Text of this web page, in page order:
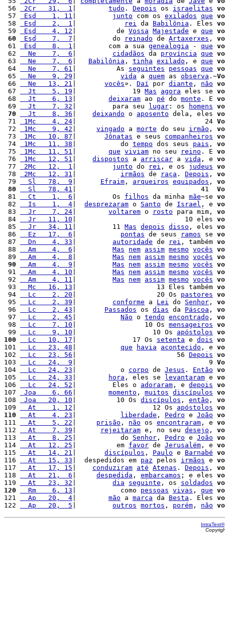
56
2Cr   31,  1 tudo . Depois os israelitas
57
Esd    1, 11 junto com os exilados que
58
Esd    2,  1 rei da Babilônia . Eles
59
Esd    4, 12 |          de Vossa Majestade e que
60
Esd    7,  7 |         do reinado de Artaxerxes ,
61
Esd    8,  1 |        com a sua genealogia - que
62
  Ne    7,  6
cidadãos da província que
63
  Ne    7,  6
Babilônia , tinha exilado , e que
64
  Ne    7, 61
|          As seguintes pessoas que
65
  Ne    9, 29
vida a quem as observa .~
66
  Ne   13, 21
vocês». Daí por diante , não
67
  Jt    5, 19
|              19 Mas agora eles se
68
  Jt    6, 13
deixaram ao pé do monte . E
69
  Jt    7, 32
|         para seu lugar : os homens
70
  Jt    8, 36
deixando o aposento dela, eles
71
1Mc    4, 24 |                                24
72
1Mc    9, 42 vingado a morte do seu irmão ,
73
1Mc   10, 87 Jônatas e seus companheiros
74
1Mc   11, 38 |           do tempo dos seus pais ,
75
1Mc   11, 51 que viviam no seu reino . E
76
1Mc   12, 51 dispostos a arriscar a vida , e
77
2Mc   12,  1 junto do rei , e os judeus
78
2Mc   12, 31 irmãos de raça . Depois ,
79
  Sl   78,  9
Efraim , arqueiros equipados ,
80
  Sl   78, 41
|                               41
81
  Ct    1,  6
|         Os filhos da minha mãe~se
82
  Is    1,  4
desprezaram o Santo de Israel , e
83
  Jr    7, 24
voltarem o rosto para mim,
84
  Jr   11, 10
|                           10 eles
85
  Jr   34, 11
|         11 Mas depois disso , eles
86
  Ez   17,  6
pontas de seus ramos se
87
  Dn    4, 33
autoridade de rei , também
88
  Am    4,  6
Mas nem assim mesmo vocês
89
  Am    4,  8
Mas nem assim mesmo vocês
90
  Am    4,  9
Mas nem assim mesmo vocês
91
  Am    4, 10
Mas nem assim mesmo vocês
92
  Am    4, 11
Mas nem assim mesmo vocês
93
  Mc   16, 13
|                    13 Eles também
94
  Lc    2, 20
|                    20 Os pastores
95
  Lc    2, 39
conforme a Lei do Senhor ,
96
  Lc    2, 43
Passados os dias da Páscoa ,
97
  Lc    2, 45
Não o tendo encontrado ,
98
  Lc    7, 10
|                 10 Os mensageiros
99
  Lc    9, 10
|                   10 Os apóstolos
100
  Lc   10, 17
|              17 Os setenta e dois
101
  Lc   23, 48
que havia acontecido , e
102
  Lc   23, 56
|                         56 Depois
103
  Lc   24,  9
|                                 9
104
  Lc   24, 23
|           o corpo de Jesus . Então
105
  Lc   24, 33
hora , eles se levantaram e
106
  Lc   24, 52
|         Eles o adoraram , e depois
107
Joa    6, 66 momento , muitos discípulos
108
Joa   20, 10 |          10 Os discípulos , então ,
109
  At    1, 12
|                   12 Os apóstolos
110
  At    4, 23
liberdade , Pedro e João
111
  At    5, 22
prisão , não os encontraram , e
112
  At    7, 39
rejeitaram e, no seu desejo ,
113
  At    8, 25
|           do Senhor , Pedro e João
114
  At   12, 25
|          em favor de Jerusalém , e
115
  At   14, 21
discípulos , Paulo e Barnabé
116
  At   15, 33
|  despedidos em paz pelos irmãos e
117
  At   17, 15
conduziram até Atenas . Depois ,
118
  At   21,  6
despedida , embarcamos ; e eles
119
  At   23, 32
dia seguinte , os soldados
120
  Rm    6, 13
|           como pessoas vivas , que
121
  Ap   20,  4
mão a marca da Besta . Eles
122
  Ap   20,  5
outros mortos , porém , não
IntraText®